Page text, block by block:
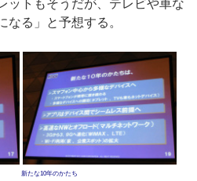
ットもそうだが、テレビや車な
なる」と予想する。
新たな10年のかたち